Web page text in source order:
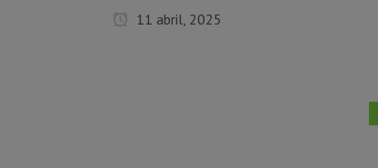
11 abril, 2025